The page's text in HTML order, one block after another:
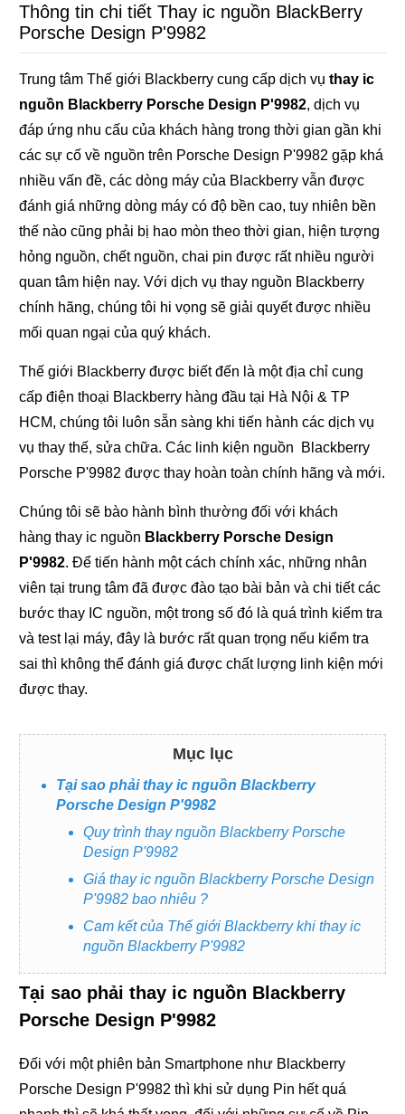
Thông tin chi tiết Thay ic nguồn BlackBerry
Porsche Design P'9982
Trung tâm Thế giới Blackberry cung cấp dịch vụthay ic
nguồn Blackberry Porsche Design P'9982, dịch vụ
đáp ứng nhu cấu của khách hàng trong thời gian gần khi
các sự cố về nguồn trên Porsche Design P'9982 gặp khá
nhiều vấn đề, các dòng máy của Blackberry vẫn được
đánh giá những dòng máy có độ bền cao, tuy nhiên bền
thế nào cũng phải bị hao mòn theo thời gian, hiện tượng
hỏng nguồn, chết nguồn, chai pin được rất nhiều người
quan tâm hiện nay. Với dịch vụ thay nguồn Blackberry
chính hãng, chúng tôi hi vọng sẽ giải quyết được nhiều
mối quan ngại của quý khách.
Thế giới Blackberry được biết đến là một địa chỉ cung
cấp điện thoại Blackberry hàng đầu tại Hà Nội & TP
HCM, chúng tôi luôn sẵn sàng khi tiến hành các dịch vụ
vụ thay thế, sửa chữa. Các linh kiện nguồn Blackberry
Porsche P'9982 được thay hoàn toàn chính hãng và mới.
Chúng tôi sẽ bào hành bình thường đối với khách
hàng thay ic nguồn Blackberry Porsche Design
P'9982. Để tiến hành một cách chính xác, những nhân
viên tại trung tâm đã được đào tạo bài bản và chi tiết các
bước thay IC nguồn, một trong số đó là quá trình kiểm tra
và test lại máy, đây là bước rất quan trọng nếu kiểm tra
sai thì không thể đánh giá được chất lượng linh kiện mới
được thay.
Mục lục
Tại sao phải thay ic nguồn Blackberry
Porsche Design P'9982
Quy trình thay nguồn Blackberry Porsche
Design P'9982
Giá thay ic nguồn Blackberry Porsche Design
P'9982 bao nhiêu ?
Cam kết của Thế giới Blackberry khi thay ic
nguồn Blackberry P'9982
Tại sao phải thay ic nguồn Blackberry
Porsche Design P'9982
Đối với một phiên bản Smartphone như Blackberry
Porsche Design P'9982 thì khi sử dụng Pin hết quá